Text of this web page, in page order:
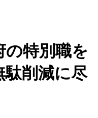
特別職を
削減に尽